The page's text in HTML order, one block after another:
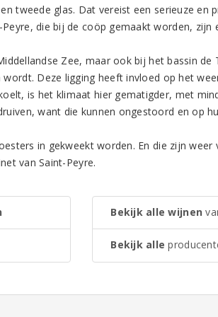
tweede glas. Dat vereist een serieuze en
die bij de coöp gemaakt worden, zijn
Zee, maar ook bij het bassin
Deze ligging heeft invloed op het
is het klimaat hier gematigder, met
want die kunnen ongestoord en op
in gekweekt worden. En die zijn
van Saint-Peyre.
Bekijk alle wijnen
Bekijk alle